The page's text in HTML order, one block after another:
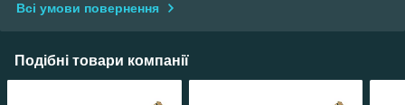
Всі умови повернення
Подібні товари компанії